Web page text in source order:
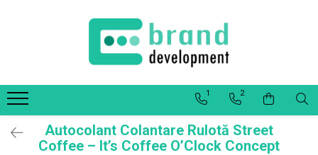
Office Elixir Capsule
Postere
1 2
Autocolant Colantare Rulotă Street
Coffee – It’s Coffee O’Clock Concept